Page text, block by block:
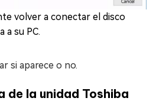
volver a conectar el disco
a su PC.
si aparece o no.
de la unidad Toshiba